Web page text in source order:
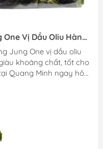
One Vị Dầu Oliu Hàn
Dinh Dưỡng Và
Jung One vị dầu oliu
khoáng chất, tốt cho
Quang Minh ngay hôm